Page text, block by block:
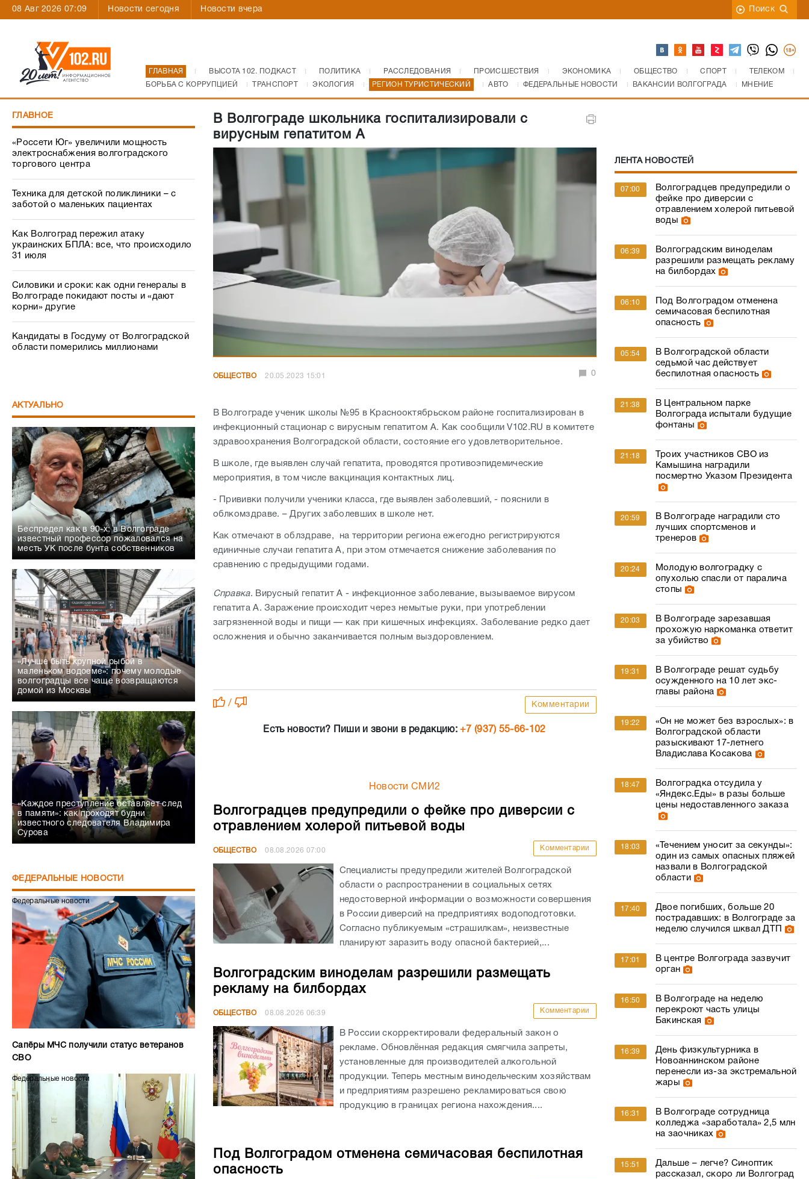
08 Авг 2026 07:09 Новости сегодня Новости вчера Поиск
ГЛАВНАЯ ВЫСОТА 102. ПОДКАСТ ПОЛИТИКА РАССЛЕДОВАНИЯ ПРОИСШЕСТВИЯ ЭКОНОМИКА ОБЩЕСТВО СПОРТ
ТЕЛЕКОМ
БОРЬБА С КОРРУПЦИЕЙ
ТРАНСПОРТ ЭКОЛОГИЯ РЕГИОН ТУРИСТИЧЕСКИЙ АВТО ФЕДЕРАЛЬНЫЕ НОВОСТИ ВАКАНСИИ ВОЛГОГРАДА МНЕНИЕ
ГЛАВНОЕ
«Россети Юг» увеличили мощность
электроснабжения волгоградского
торгового центра
Техника для детской поликлиники – с
заботой о маленьких пациентах
Как Волгоград пережил атаку
украинских БПЛА: все, что происходило
31 июля
Силовики и сроки: как одни генералы в
Волгограде покидают посты и «дают
корни» другие
Кандидаты в Госдуму от Волгоградской
области померились миллионами
АКТУАЛЬНО
Беспредел как в 90-х: в Волгограде
известный профессор пожаловался на
месть УК после бунта собственников
«Лучше быть крупной рыбой в
маленьком водоеме»: почему молодые
волгоградцы все чаще возвращаются
домой из Москвы
«Каждое преступление оставляет след
в памяти»: как проходят будни
известного следователя Владимира
Сурова
ФЕДЕРАЛЬНЫЕ НОВОСТИ
Федеральные новости
Сапёры МЧС получили статус ветеранов
СВО
Федеральные новости
В Волгограде школьника госпитализировали с
вирусным гепатитом А
ОБЩЕСТВО 20.05.2023 15:01 0
В Волгограде ученик школы №95 в Краснооктябрьском районе госпитализирован в
инфекционный стационар с вирусным гепатитом А. Как сообщили V102.RU в комитете
здравоохранения Волгоградской области, состояние его удовлетворительное.
В школе, где выявлен случай гепатита, проводятся противоэпидемические
мероприятия, в том числе вакцинация контактных лиц.
- Прививки получили ученики класса, где выявлен заболевший, - пояснили в
облкомздраве. – Других заболевших в школе нет.
Как отмечают в облздраве, на территории региона ежегодно регистрируются
единичные случаи гепатита А, при этом отмечается снижение заболевания по
сравнению с предыдущими годами.
Справка. Вирусный гепатит A - инфекционное заболевание, вызываемое вирусом
гепатита A. Заражение происходит через немытые руки, при употреблении
загрязненной воды и пищи — как при кишечных инфекциях. Заболевание редко дает
осложнения и обычно заканчивается полным выздоровлением.
/ Комментарии
Есть новости? Пиши и звони в редакцию:+7 (937) 55-66-102
Новости СМИ2
Волгоградцев предупредили о фейке про диверсии с
отравлением холерой питьевой воды
ОБЩЕСТВО 08.08.2026 07:00 Комментарии
Специалисты предупредили жителей Волгоградской
области о распространении в социальных сетях
недостоверной информации о возможности совершения
в России диверсий на предприятиях водоподготовки.
Согласно публикуемым «страшилкам», неизвестные
планируют заразить воду опасной бактерией,...
Волгоградским виноделам разрешили размещать
рекламу на билбордах
ОБЩЕСТВО 08.08.2026 06:39 Комментарии
В России скорректировали федеральный закон о
рекламе. Обновлённая редакция смягчила запреты,
установленные для производителей алкогольной
продукции. Теперь местным винодельческим хозяйствам
и предприятиям разрешено рекламироваться свою
продукцию в границах региона нахождения....
Под Волгоградом отменена семичасовая беспилотная
опасность
ЛЕНТА НОВОСТЕЙ
07:00
Волгоградцев предупредили о
фейке про диверсии с
отравлением холерой питьевой
воды
06:39
Волгоградским виноделам
разрешили размещать рекламу
на билбордах
06:10
Под Волгоградом отменена
семичасовая беспилотная
опасность
05:54
В Волгоградской области
седьмой час действует
беспилотная опасность
21:38
В Центральном парке
Волгограда испытали будущие
фонтаны
21:18
Троих участников СВО из
Камышина наградили
посмертно Указом Президента
20:59
В Волгограде наградили сто
лучших спортсменов и
тренеров
20:24
Молодую волгоградку с
опухолью спасли от паралича
стопы
20:03
В Волгограде зарезавшая
прохожую наркоманка ответит
за убийство
19:31
В Волгограде решат судьбу
осужденного на 10 лет экс-
главы района
19:22
«Он не может без взрослых»: в
Волгоградской области
разыскивают 17-летнего
Владислава Косакова
18:47
Волгоградка отсудила у
«Яндекс.Еды» в разы больше
цены недоставленного заказа
18:03
«Течением уносит за секунды»:
один из самых опасных пляжей
назвали в Волгоградской
области
17:40
Двое погибших, больше 20
пострадавших: в Волгограде за
неделю случился шквал ДТП
17:01
В центре Волгограда зазвучит
орган
16:50
В Волгограде на неделю
перекроют часть улицы
Бакинская
16:39
День физкультурника в
Новоаннинском районе
перенесли из-за экстремальной
жары
16:31
В Волгограде сотрудница
колледжа «заработала» 2,5 млн
на заочниках
15:51
Дальше – легче? Синоптик
рассказал, скоро ли Волгоград